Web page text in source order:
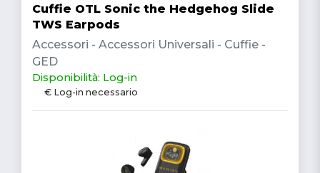
Cuffie OTL Sonic the Hedgehog Slide
TWS Earpods
Accessori - Accessori Universali - Cuffie -
GED
Disponibilità: Log-in
€ Log-in necessario